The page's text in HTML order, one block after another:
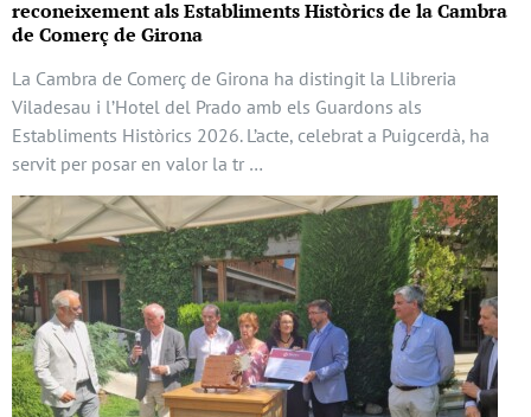
reconeixement als Establiments Històrics de la Cambra
de Comerç de Girona
La Cambra de Comerç de Girona ha distingit la Llibreria
Viladesau i l’Hotel del Prado amb els Guardons als
Establiments Històrics 2026. L’acte, celebrat a Puigcerdà, ha
servit per posar en valor la tr …